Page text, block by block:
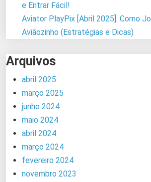
e Entrar Fácil!
Aviator PlayPix [Abril 2025]: Como
Aviãozinho (Estratégias e Dicas)
Arquivos
abril 2025
março 2025
junho 2024
maio 2024
abril 2024
março 2024
fevereiro 2024
novembro 2023